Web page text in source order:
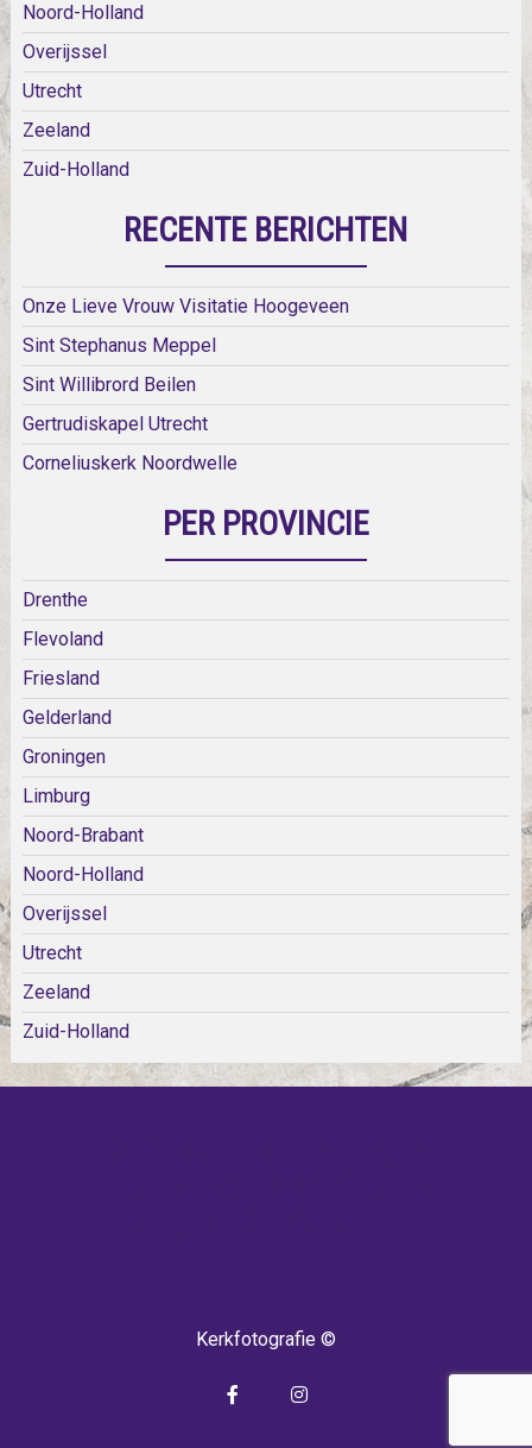
Noord-Holland
Overijssel
Utrecht
Zeeland
Zuid-Holland
RECENTE BERICHTEN
Onze Lieve Vrouw Visitatie Hoogeveen
Sint Stephanus Meppel
Sint Willibrord Beilen
Gertrudiskapel Utrecht
Corneliuskerk Noordwelle
PER PROVINCIE
Drenthe
Flevoland
Friesland
Gelderland
Groningen
Limburg
Noord-Brabant
Noord-Holland
Overijssel
Utrecht
Zeeland
Zuid-Holland
Kerkfotografie ©